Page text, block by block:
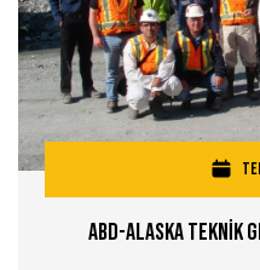
ABD-Alaska Teknİk